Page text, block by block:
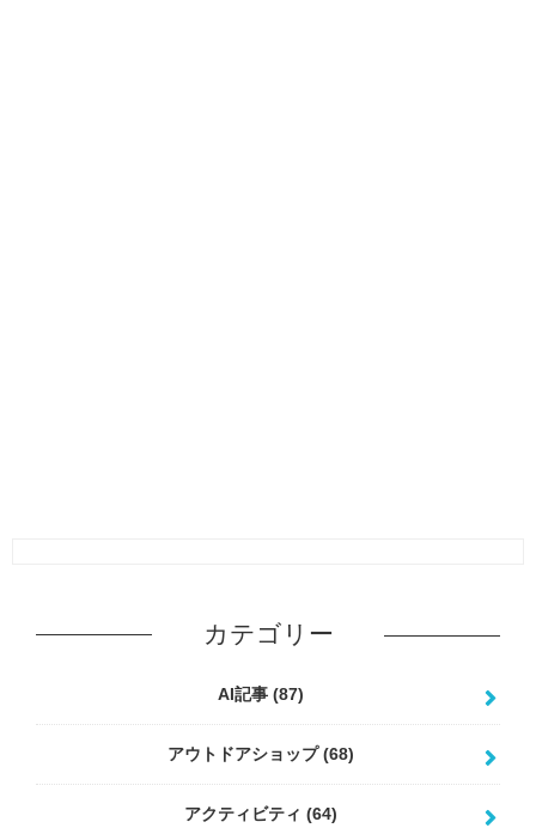
カテゴリー
AI記事 (87)
アウトドアショップ(68)
アクティビティ (64)